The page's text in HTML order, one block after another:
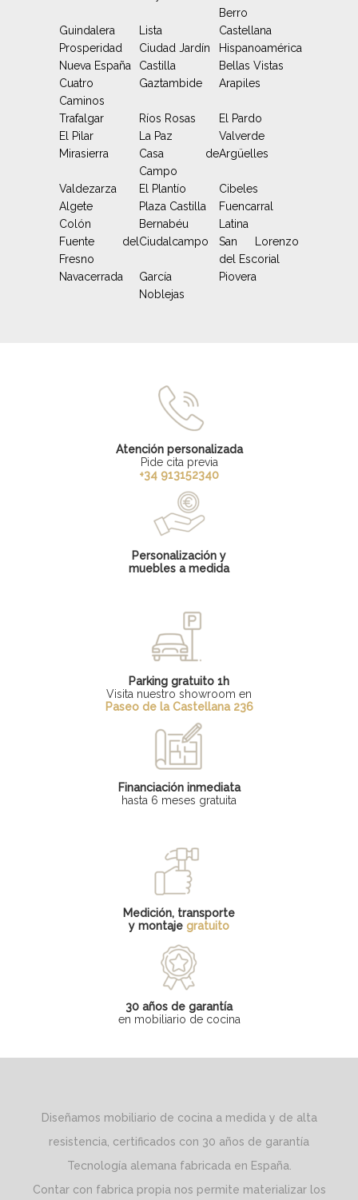
Berro
Guindalera
Lista
Castellana
Prosperidad
Ciudad Jardín
Hispanoamérica
Nueva España
Castilla
Bellas Vistas
Cuatro
Caminos
Gaztambide Arapiles
Trafalgar Ríos Rosas
El Pardo
El Pilar
La Paz
Valverde
Mirasierra
Casa de
Campo
Argüelles
Valdezarza El Plantío
Cibeles
Algete
Plaza Castilla
Fuencarral
Colón
Bernabéu
Latina
Fuente del
Fresno
Ciudalcampo
San Lorenzo
del Escorial
Navacerrada
García
Noblejas
Piovera
Atención personalizada
Pide cita previa
+34 913152340
Personalización y
muebles a medida
Parking gratuito 1h
Visita nuestro showroom en
Paseo de la Castellana 236
Financiación inmediata
hasta 6 meses gratuita
Medición, transporte
y montaje gratuito
30 años de garantía
en mobiliario de cocina
Diseñamos mobiliario de cocina a medida y de alta
resistencia, certificados con 30 años de garantía
Tecnología alemana fabricada en España.
Contar con fabrica propia nos permite materializar los